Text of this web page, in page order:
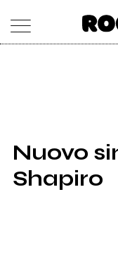
SHOP
RADIO
Nuovo
Shapiro